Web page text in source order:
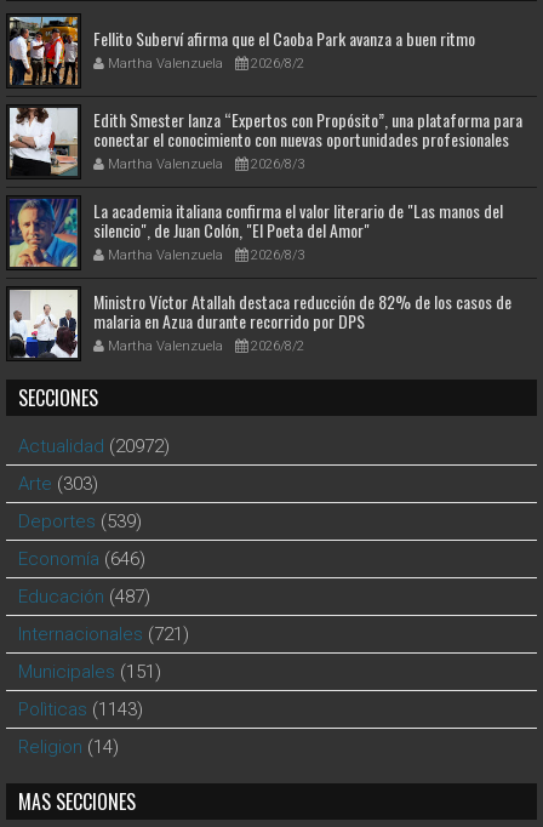
Fellito Suberví afirma que el Caoba Park avanza a buen ritmo
Martha Valenzuela 2026/8/2
Edith Smester lanza “Expertos con Propósito”, una plataforma para
conectar el conocimiento con nuevas oportunidades profesionales
Martha Valenzuela 2026/8/3
La academia italiana confirma el valor literario de "Las manos del
silencio", de Juan Colón, "El Poeta del Amor"
Martha Valenzuela 2026/8/3
Ministro Víctor Atallah destaca reducción de 82% de los casos de
malaria en Azua durante recorrido por DPS
Martha Valenzuela 2026/8/2
SECCIONES
Actualidad (20972)
Arte (303)
Deportes (539)
Economía (646)
Educación (487)
Internacionales (721)
Municipales (151)
Polìticas (1143)
Religion (14)
MAS SECCIONES